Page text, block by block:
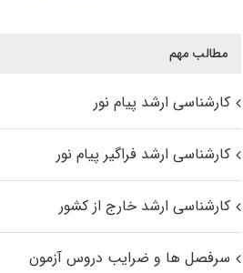
مطالب مهم
کارشناسی ارشد پیام نور
کارشناسی ارشد فراگیر پیام نور
کارشناسی ارشد خارج از کشور
سرفصل ها و ضرایب دروس آزمون